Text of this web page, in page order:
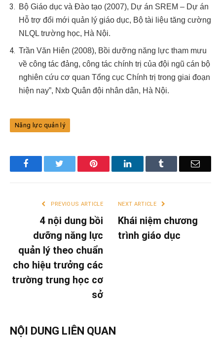
Bộ Giáo dục và Đào tạo (2007), Dự án SREM – Dự án
Hỗ trợ đổi mới quản lý giáo dục, Bộ tài liệu tăng cường
NLQL trường học, Hà Nội.
Trần Văn Hiên (2008), Bồi dưỡng năng lực tham mưu
về công tác đảng, công tác chính trị của đội ngũ cán bộ
nghiên cứu cơ quan Tổng cục Chính trị trong giai đoạn
hiện nay”, Nxb Quân đội nhân dân, Hà Nội.
Năng lực quản lý
Facebook Pinterest LinkedIn Email
PREVIOUS ARTICLE
4 nội dung bồi
dưỡng năng lực
quản lý theo chuẩn
cho hiệu trưởng các
trường trung học cơ
sở
NEXT ARTICLE
Khái niệm chương
trình giáo dục
NỘI DUNG LIÊN QUAN